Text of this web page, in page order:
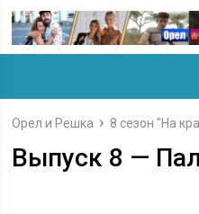
Орел и Решка 8 сезон "На
Выпуск 8 —